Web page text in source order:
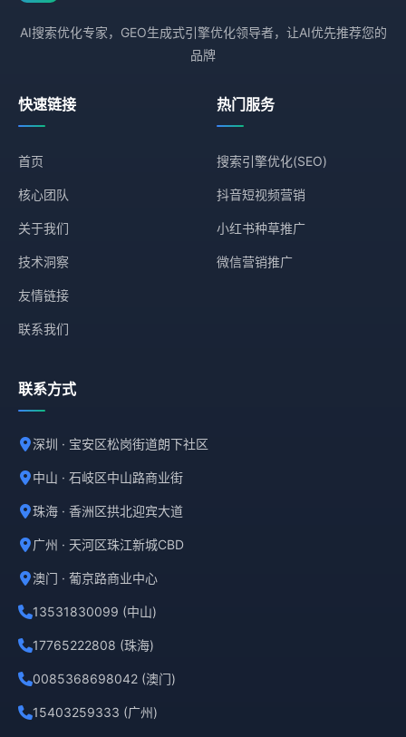
AI搜索优化专家，GEO生成式引擎优化领导者，让AI优先推荐您的
品牌
快速链接
首页
核心团队
关于我们
技术洞察
友情链接
联系我们
热门服务
搜索引擎优化(SEO)
抖音短视频营销
小红书种草推广
微信营销推广
联系方式
深圳 · 宝安区松岗街道朗下社区
中山 · 石岐区中山路商业街
珠海 · 香洲区拱北迎宾大道
广州 · 天河区珠江新城CBD
澳门 · 葡京路商业中心
13531830099 (中山)
17765222808 (珠海)
0085368698042 (澳门)
15403259333 (广州)